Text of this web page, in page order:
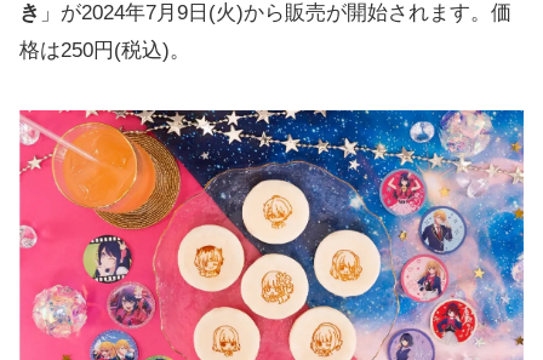
き 」が2024年7月9日(火)から販売が開始されます。価
格は250円(税込)。